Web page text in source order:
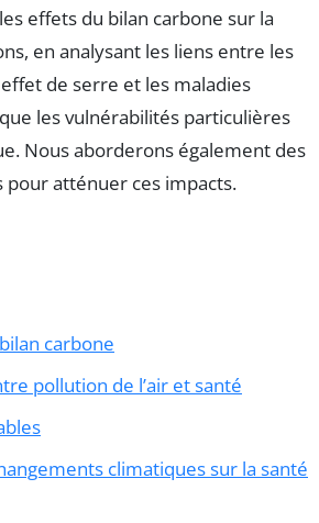
effets du bilan carbone sur la
en analysant les liens entre les
de serre et les maladies
les vulnérabilités particulières
Nous aborderons également des
pour atténuer ces impacts.
carbone
pollution de l’air et santé
climatiques sur la santé